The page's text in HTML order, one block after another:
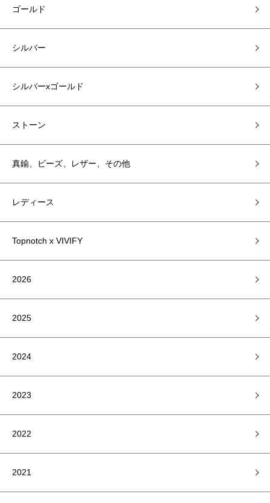
ゴールド
シルバー
シルバーxゴールド
ストーン
真鍮、ビーズ、レザー、その他
レディース
Topnotch x VIVIFY
2026
2025
2024
2023
2022
2021